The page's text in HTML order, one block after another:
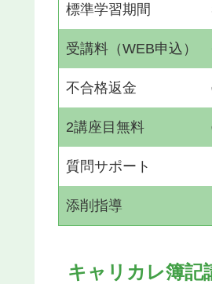
標準学習期間
受講料（WEB申込）
不合格返金
2講座目無料
質問サポート
添削指導
キャリカレ簿記